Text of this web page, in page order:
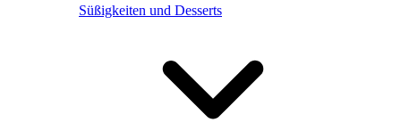
Süßigkeiten und Desserts